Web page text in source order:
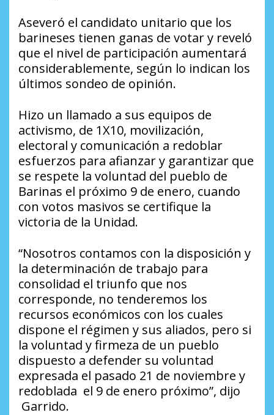
Aseveró el candidato unitario que los
barineses tienen ganas de votar y reveló
que el nivel de participación aumentará
considerablemente, según lo indican los
últimos sondeo de opinión.
Hizo un llamado a sus equipos de
activismo, de 1X10, movilización,
electoral y comunicación a redoblar
esfuerzos para afianzar y garantizar que
se respete la voluntad del pueblo de
Barinas el próximo 9 de enero, cuando
con votos masivos se certifique la
victoria de la Unidad.
“Nosotros contamos con la disposición y
la determinación de trabajo para
consolidad el triunfo que nos
corresponde, no tenderemos los
recursos económicos con los cuales
dispone el régimen y sus aliados, pero si
la voluntad y firmeza de un pueblo
dispuesto a defender su voluntad
expresada el pasado 21 de noviembre y
redoblada el 9 de enero próximo”, dijo
Garrido.